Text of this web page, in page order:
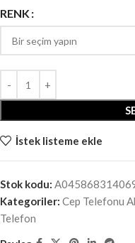
RENK
İstek listeme ekle
Stok kodu:
Kategoriler: Cep Telefonu
Telefon